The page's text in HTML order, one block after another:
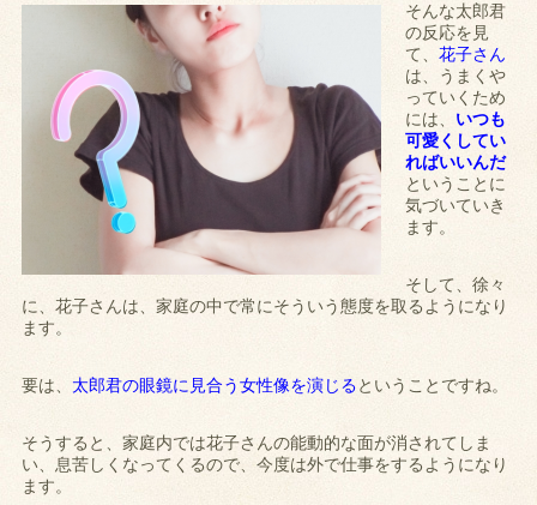
そんな太郎君
の反応を見
て、花子さん
は、うまくや
っていくため
には、 いつも
可愛くしてい
ればいいんだ
ということに
気づいていき
ます。
そして、徐々
に、花子さんは、家庭の中で常にそういう態度を取るようになり
ます。
要は、太郎君の眼鏡に見合う女性像を演じるということですね。
そうすると、家庭内では花子さんの能動的な面が消されてしま
い、息苦しくなってくるので、今度は外で仕事をするようになり
ます。